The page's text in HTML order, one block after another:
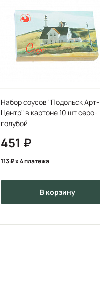
Набор соусов "Подольск Арт-
Центр" в картоне 10 шт серо-
голубой
451
113 x 4 платежа
в корзину